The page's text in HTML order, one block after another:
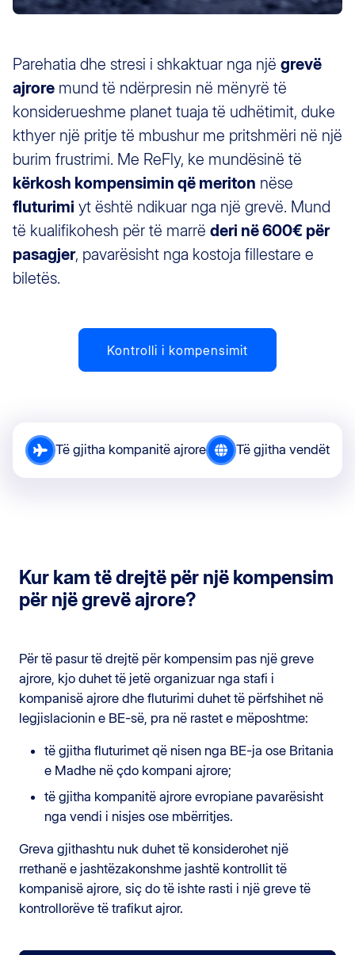
Parehatia dhe stresi i shkaktuar nga një grevë
ajrore mund të ndërpresin në mënyrë të
konsiderueshme planet tuaja të udhëtimit, duke
kthyer një pritje të mbushur me pritshmëri në një
burim frustrimi. Me ReFly, ke mundësinë të
kërkosh kompensimin që meriton nëse
fluturimi yt është ndikuar nga një grevë. Mund
të kualifikohesh për të marrë deri në 600€ për
pasagjer, pavarësisht nga kostoja fillestare e
biletës.
Kontrolli i kompensimit
Të gjitha kompanitë ajrore Të gjitha vendët
Kur kam të drejtë për një kompensim
për një grevë ajrore?
Për të pasur të drejtë për kompensim pas një greve
ajrore, kjo duhet të jetë organizuar nga stafi i
kompanisë ajrore dhe fluturimi duhet të përfshihet në
legjislacionin e BE-së, pra në rastet e mëposhtme:
të gjitha fluturimet që nisen nga BE-ja ose Britania
e Madhe në çdo kompani ajrore;
të gjitha kompanitë ajrore evropiane pavarësisht
nga vendi i nisjes ose mbërritjes.
Greva gjithashtu nuk duhet të konsiderohet një
rrethanë e jashtëzakonshme jashtë kontrollit të
kompanisë ajrore, siç do të ishte rasti i një greve të
kontrollorëve të trafikut ajror.